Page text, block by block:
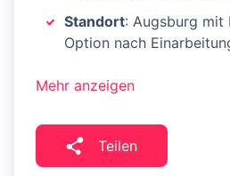
Standort: Augsburg
Option nach
Mehr anzeigen
Teilen